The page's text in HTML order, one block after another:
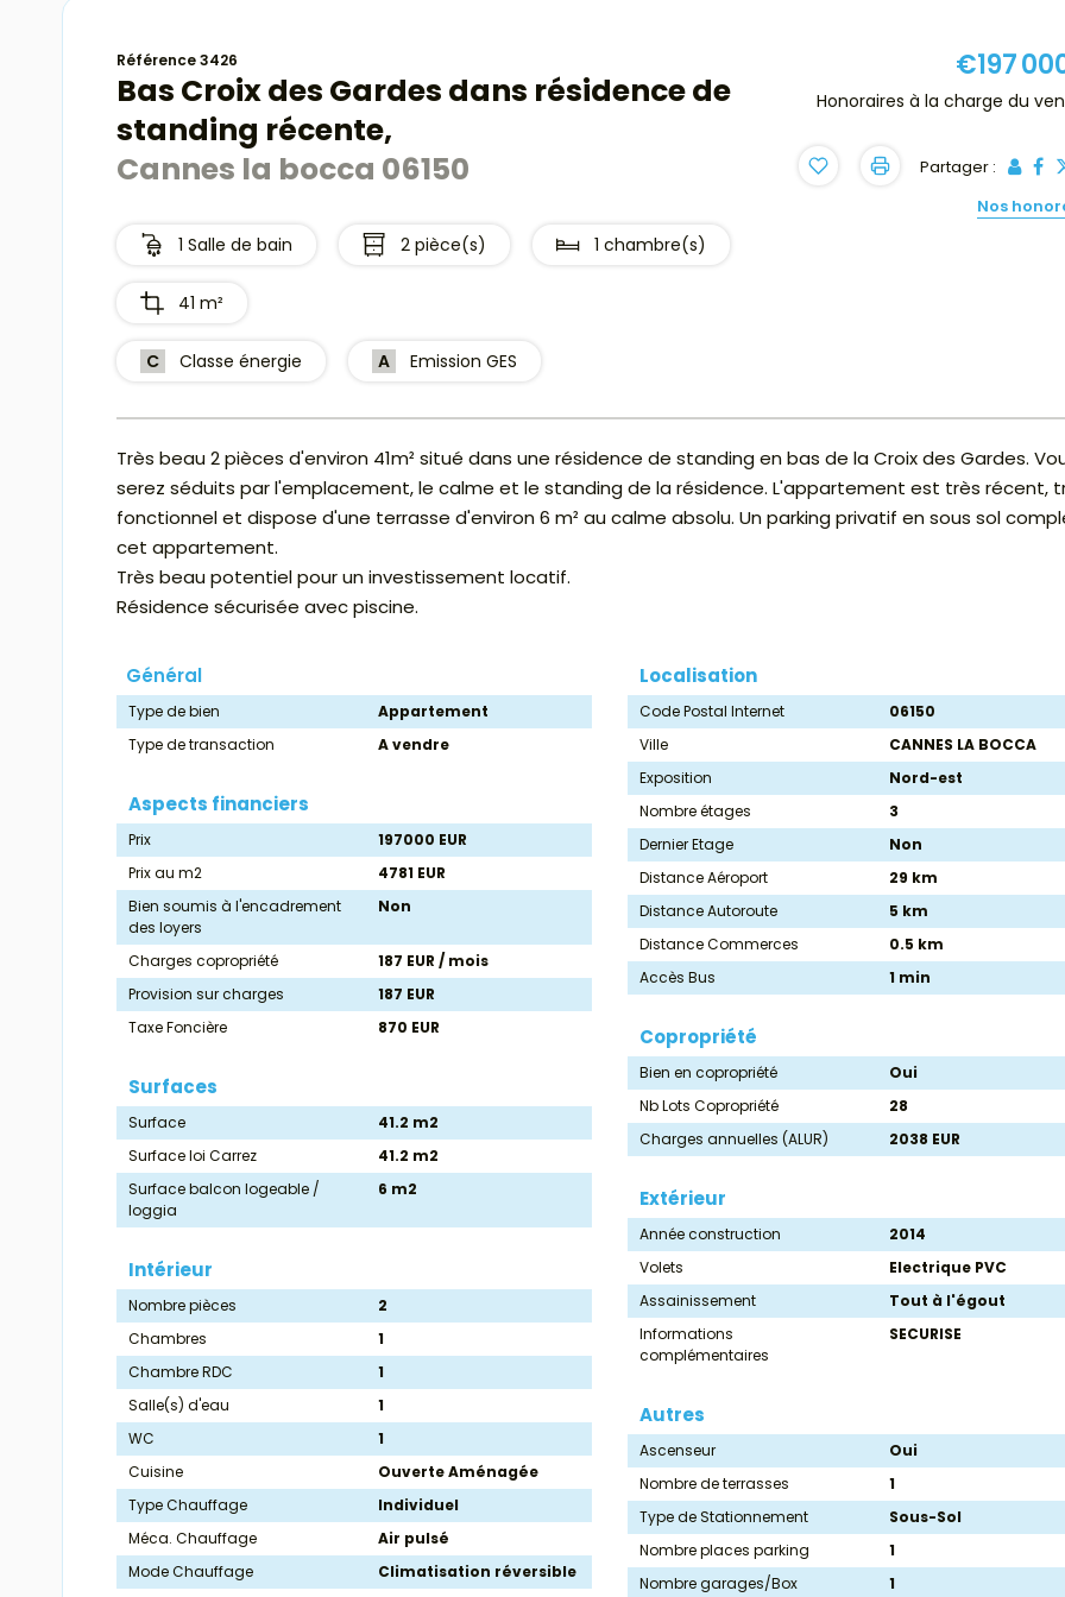
Référence 3426
Bas Croix des Gardes dans résidence de
standing récente,
Cannes la bocca 06150
1 Salle de bain 2 pièce(s) 1 chambre(s)
41 m²
C Classe énergie A Emission GES
€197
Honoraires à la charge du
Partager :
Nos
Très beau 2 pièces d'environ 41m² situé dans une résidence de standing en bas de la Croix des Gardes.
serez séduits par l'emplacement, le calme et le standing de la résidence. L'appartement est très récent,
fonctionnel et dispose d'une terrasse d'environ 6 m² au calme absolu. Un parking privatif en sous sol
cet appartement.
Très beau potentiel pour un investissement locatif.
Résidence sécurisée avec piscine.
Général
Type de bien
Appartement
Type de transaction
A vendre
Localisation
Code Postal Internet
06150
Ville
CANNES LA BOCCA
Exposition
Nord-est
Nombre étages
3
Dernier Etage
Non
Distance Aéroport
29 km
Distance Autoroute
5 km
Distance Commerces
0.5 km
Accès Bus
1 min
Aspects financiers
Prix
197000 EUR
Prix au m2
4781 EUR
Bien soumis à l'encadrement
des loyers
Non
Charges copropriété
187 EUR / mois
Provision sur charges
187 EUR
Taxe Foncière
870 EUR Copropriété
Bien en copropriété
Oui
Nb Lots Copropriété
28
Charges annuelles (ALUR)
2038 EUR
Surfaces
Surface
41.2 m2
Surface loi Carrez
41.2 m2
Surface balcon logeable /
loggia
6 m2 Extérieur
Année construction
2014
Volets
Electrique PVC
Assainissement
Tout à l'égout
Informations
complémentaires
SECURISE
Intérieur
Nombre pièces
2
Chambres
1
Chambre RDC
1
Salle(s) d'eau
1
WC
1
Cuisine
Ouverte Aménagée
Type Chauffage
Individuel
Méca. Chauffage
Air pulsé
Mode Chauffage
Climatisation réversible
Autres
Ascenseur
Oui
Nombre de terrasses
1
Type de Stationnement
Sous-Sol
Nombre places parking
1
Nombre garages/Box
1